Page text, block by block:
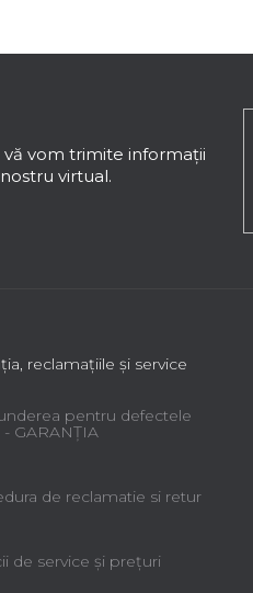
vom trimite informaţii
virtual.
reclamaţiile şi service
pentru defectele
GARANŢIA
de reclamatie si retur
de service şi preţuri